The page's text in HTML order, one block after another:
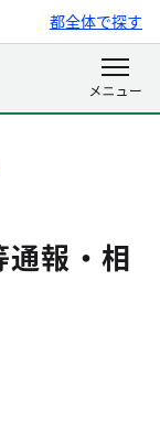
都全体で探す
通報・相